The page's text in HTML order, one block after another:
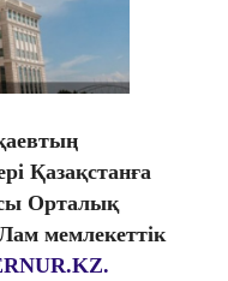
Қазақстанға
Орталық
мемлекеттік